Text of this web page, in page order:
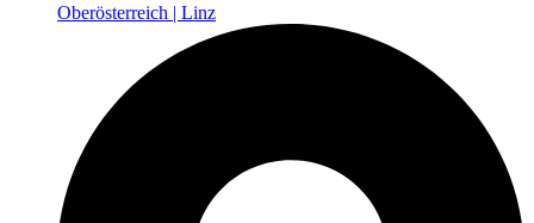
Oberösterreich | Linz